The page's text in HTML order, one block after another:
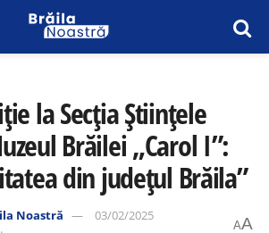
la Secția Științele
Brăilei „Carol I”:
din județul Brăila”
Noastră
03/02/2025
AA